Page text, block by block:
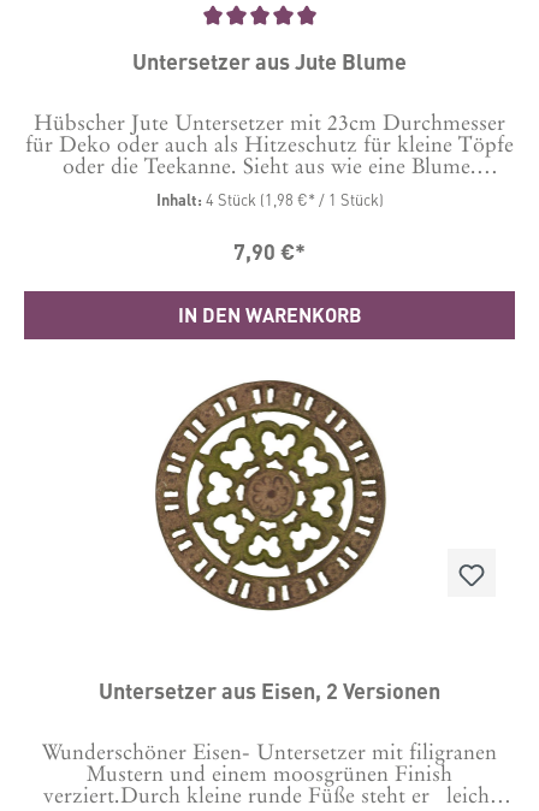
Untersetzer aus Jute Blume
Hübscher Jute Untersetzer mit 23cm Durchmesser
für Deko oder auch als Hitzeschutz für kleine Töpfe
oder die Teekanne. Sieht aus wie eine Blume.
Material: Jute Durchmesser: ca. 23 cm
Inhalt: 4 Stück (1,98 €* / 1 Stück)
7,90 €*
IN DEN WARENKORB
Untersetzer aus Eisen, 2 Versionen
Wunderschöner Eisen- Untersetzer mit filigranen
Mustern und einem moosgrünen Finish
verziert.Durch kleine runde Füße steht er leicht